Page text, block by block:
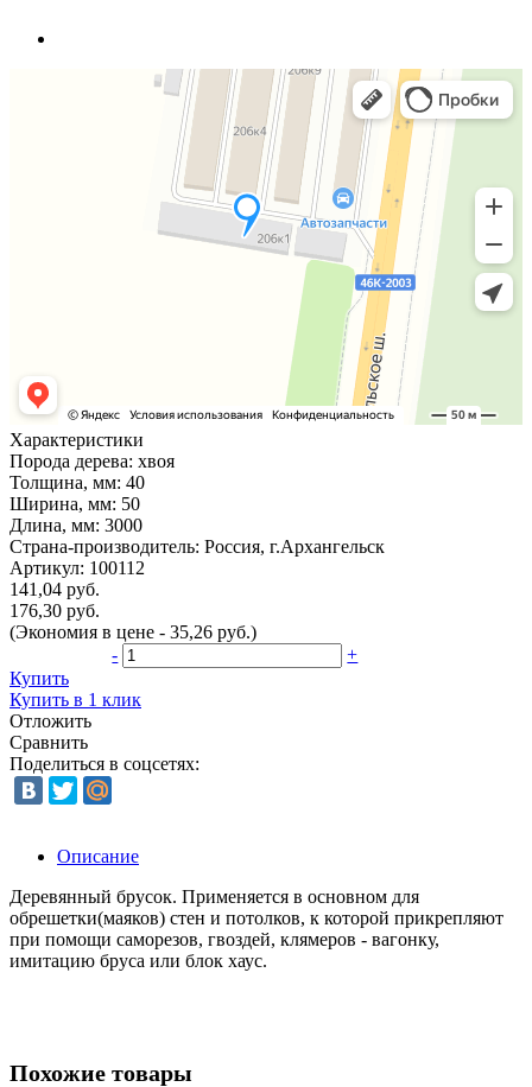
Характеристики
Порода дерева: хвоя
Толщина, мм: 40
Ширина, мм: 50
Длина, мм: 3000
Страна-производитель: Россия, г.Архангельск
Артикул: 100112
141,04 руб.
176,30 руб.
(Экономия в цене - 35,26 руб.)
-
+
Купить
Купить в 1 клик
Отложить
Сравнить
Поделиться в соцсетях:
Описание
Деревянный брусок. Применяется в основном для
обрешетки(маяков) стен и потолков, к которой прикрепляют
при помощи саморезов, гвоздей, клямеров - вагонку,
имитацию бруса или блок хаус.
Похожие товары